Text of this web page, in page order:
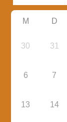
M D
30 31
6 7
13 14